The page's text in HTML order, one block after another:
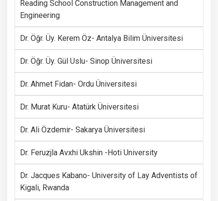
Reading School Construction Management and
Engineering
Dr. Öğr. Üy. Kerem Öz- Antalya Bilim Üniversitesi
Dr. Öğr. Üy. Gül Uslu- Sinop Üniversitesi
Dr. Ahmet Fidan- Ordu Üniversitesi
Dr. Murat Kuru- Atatürk Üniversitesi
Dr. Ali Özdemir- Sakarya Üniversitesi
Dr. Feruzjla Avxhi Ukshin -Hoti University
Dr. Jacques Kabano- University of Lay Adventists of
Kigali, Rwanda